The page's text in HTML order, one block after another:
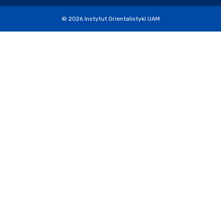
© 2026 Instytut Orientalistyki UAM